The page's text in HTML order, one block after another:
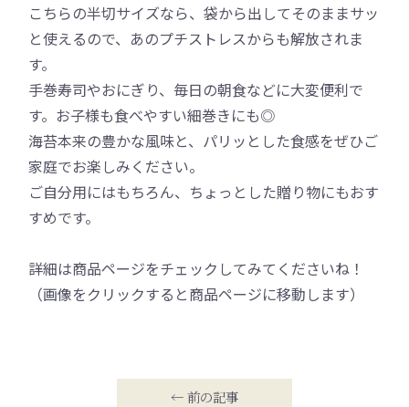
こちらの半切サイズなら、袋から出してそのままサッ
と使えるので、あのプチストレスからも解放されま
す。
手巻寿司やおにぎり、毎日の朝食などに大変便利で
す。お子様も食べやすい細巻きにも◎
海苔本来の豊かな風味と、パリッとした食感をぜひご
家庭でお楽しみください。
ご自分用にはもちろん、ちょっとした贈り物にもおす
すめです。
詳細は商品ページをチェックしてみてくださいね！
（画像をクリックすると商品ページに移動します）
← 前の記事